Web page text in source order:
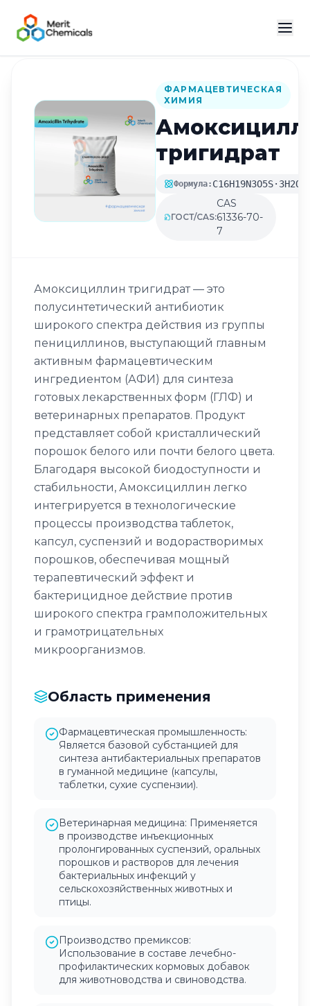
Назад в каталог
ФАРМАЦЕВТИЧЕСКАЯ
ХИМИЯ
тригидрат
Формула: C16H19N3O5S·3H2O
ГОСТ/CAS:
CAS
61336-70-
7
Амоксициллин тригидрат — это
полусинтетический антибиотик
широкого спектра действия из группы
пенициллинов, выступающий главным
активным фармацевтическим
ингредиентом (АФИ) для синтеза
готовых лекарственных форм (ГЛФ) и
ветеринарных препаратов. Продукт
представляет собой кристаллический
порошок белого или почти белого цвета.
Благодаря высокой биодоступности и
стабильности, Амоксициллин легко
интегрируется в технологические
процессы производства таблеток,
капсул, суспензий и водорастворимых
порошков, обеспечивая мощный
терапевтический эффект и
бактерицидное действие против
широкого спектра грамположительных
и грамотрицательных
микроорганизмов.
Область применения
Фармацевтическая промышленность:
Является базовой субстанцией для
синтеза антибактериальных препаратов
в гуманной медицине (капсулы,
таблетки, сухие суспензии).
Ветеринарная медицина: Применяется
в производстве инъекционных
пролонгированных суспензий, оральных
порошков и растворов для лечения
бактериальных инфекций у
сельскохозяйственных животных и
птицы.
Производство премиксов:
Использование в составе лечебно-
профилактических кормовых добавок
для животноводства и свиноводства.